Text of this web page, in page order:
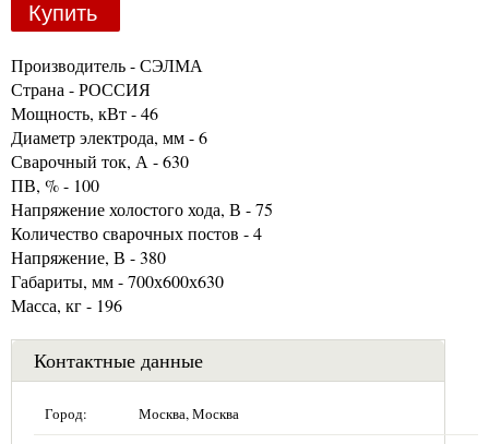
Купить
Производитель - СЭЛМА
Страна - РОССИЯ
Мощность, кВт - 46
Диаметр электрода, мм - 6
Сварочный ток, А - 630
ПВ, % - 100
Напряжение холостого хода, В - 75
Количество сварочных постов - 4
Напряжение, В - 380
Габариты, мм - 700х600х630
Масса, кг - 196
Контактные данные
Город: Москва, Москва